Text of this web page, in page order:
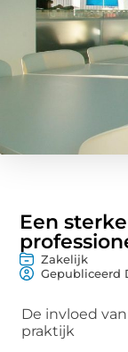
Een
Zakelijk
Gepubliceerd
De invloed
praktijk